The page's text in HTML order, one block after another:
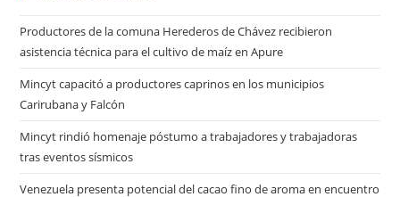
Productores de la comuna Herederos de Chávez recibieron
asistencia técnica para el cultivo de maíz en Apure
Mincyt capacitó a productores caprinos en los municipios
Carirubana y Falcón
Mincyt rindió homenaje póstumo a trabajadores y trabajadoras
tras eventos sísmicos
Venezuela presenta potencial del cacao fino de aroma en encuentro